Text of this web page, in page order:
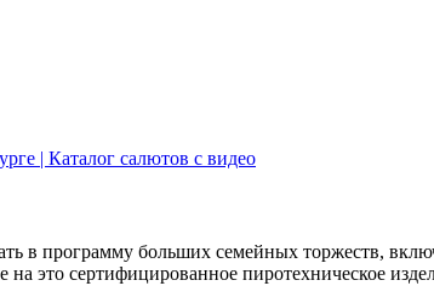
в программу больших семейных торжеств,
это сертифицированное пиротехническое